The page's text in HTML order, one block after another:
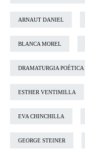
ARNAUT DANIEL
BLANCA MOREL
DRAMATURGIA POÉTICA
ESTHER VENTIMILLA
EVA CHINCHILLA
GEORGE STEINER